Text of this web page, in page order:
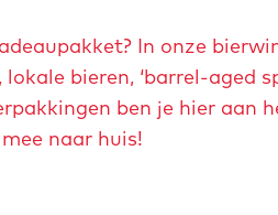
In onze
bieren, ‘barrel-aged
ben je hier aan
naar huis!